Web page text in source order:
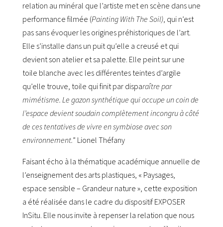
relation au minéral que l’artiste met en scène dans une
performance filmée (Painting With The Soil), qui n’est
pas sans évoquer les origines préhistoriques de l’art.
Elle s’installe dans un puit qu’elle a creusé et qui
devient son atelier et sa palette. Elle peint sur une
toile blanche avec les différentes teintes d’argile
qu’elle trouve, toile qui finit par disparaître par
mimétisme. Le gazon synthétique qui occupe un coin de
l’espace devient soudain complètement incongru à côté
de ces tentatives de vivre en symbiose avec son
environnement.” Lionel Théfany
Faisant écho à la thématique académique annuelle de
l’enseignement des arts plastiques, « Paysages,
espace sensible – Grandeur nature », cette exposition
a été réalisée dans le cadre du dispositif EXPOSER
InSitu. Elle nous invite à repenser la relation que nous